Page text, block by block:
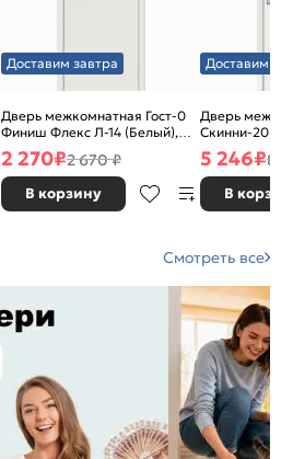
Доставим завтра
Дверь межкомнатная Гост-0
Финиш Флекс Л-14 (Белый),
глухая, каркасно-щитовая
2 270₽2 670 ₽
В корзину
Доставим
Дверь
Скинни-20
декора,
без кромки,
5 246₽8
В
Смотреть все